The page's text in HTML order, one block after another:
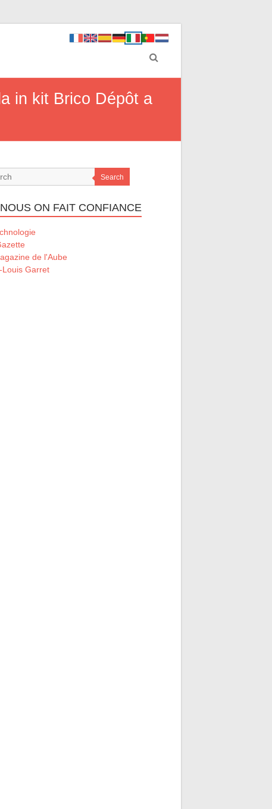
in kit Brico Dépôt a
Search
ON FAIT CONFIANCE
de l'Aube
Louis Garret